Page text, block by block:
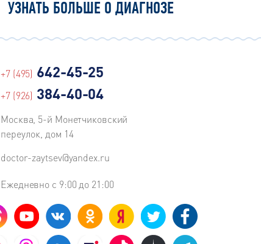
УЗНАТЬ БОЛЬШЕ О ДИАГНОЗЕ
+7 (495) 642-45-25
+7 (926) 384-40-04
Москва, 5-й Монетчиковский
переулок, дом 14
doctor-zaytsev@yandex.ru
Ежедневно с 9:00 до 21:00